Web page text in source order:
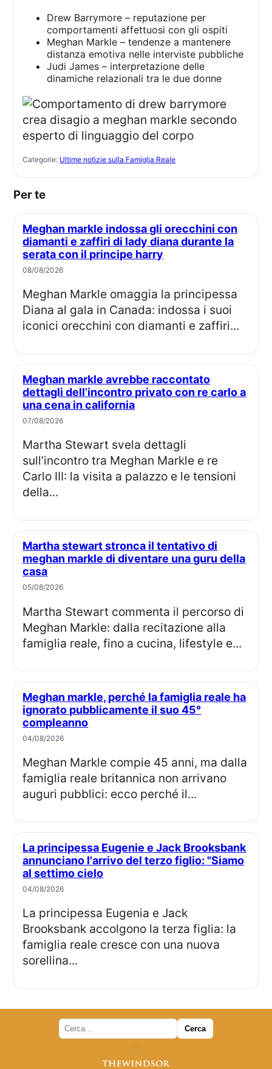
Drew Barrymore – reputazione per
comportamenti affettuosi con gli ospiti
Meghan Markle – tendenze a mantenere
distanza emotiva nelle interviste pubbliche
Judi James – interpretazione delle
dinamiche relazionali tra le due donne
Categorie: Ultime notizie sulla Famiglia Reale
Per te
Meghan markle indossa gli orecchini con
diamanti e zaffiri di lady diana durante la
serata con il principe harry
08/08/2026
Meghan Markle omaggia la principessa
Diana al gala in Canada: indossa i suoi
iconici orecchini con diamanti e zaffiri...
Meghan markle avrebbe raccontato
dettagli dell’incontro privato con re carlo a
una cena in california
07/08/2026
Martha Stewart svela dettagli
sull’incontro tra Meghan Markle e re
Carlo III: la visita a palazzo e le tensioni
della...
Martha stewart stronca il tentativo di
meghan markle di diventare una guru della
casa
05/08/2026
Martha Stewart commenta il percorso di
Meghan Markle: dalla recitazione alla
famiglia reale, fino a cucina, lifestyle e...
Meghan markle, perché la famiglia reale ha
ignorato pubblicamente il suo 45°
compleanno
04/08/2026
Meghan Markle compie 45 anni, ma dalla
famiglia reale britannica non arrivano
auguri pubblici: ecco perché il...
La principessa Eugenie e Jack Brooksbank
annunciano l'arrivo del terzo figlio: "Siamo
al settimo cielo
04/08/2026
La principessa Eugenia e Jack
Brooksbank accolgono la terza figlia: la
famiglia reale cresce con una nuova
sorellina...